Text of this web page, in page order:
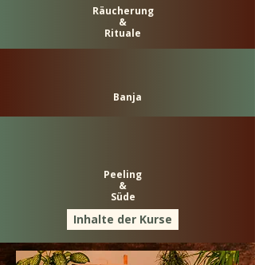
Räucherung
&
Rituale
Banja
Peeling
&
Süde
Inhalte der Kurse